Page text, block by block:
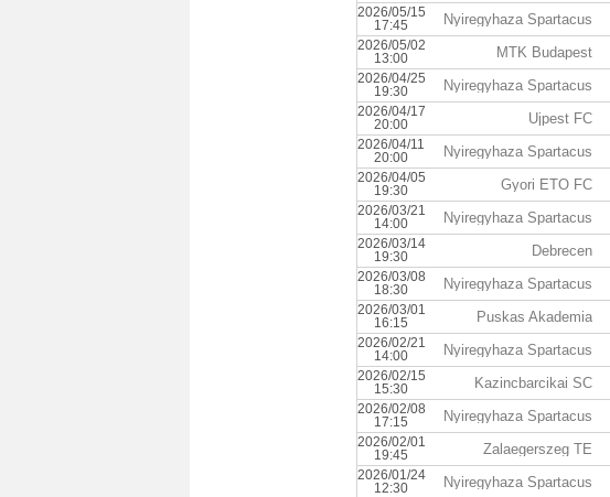
2026/05/15
17:45
Nyiregyhaza Spartacus
2026/05/02
13:00
MTK Budapest
2026/04/25
19:30
Nyiregyhaza Spartacus
2026/04/17
20:00
Ujpest FC
2026/04/11
20:00
Nyiregyhaza Spartacus
2026/04/05
19:30
Gyori ETO FC
2026/03/21
14:00
Nyiregyhaza Spartacus
2026/03/14
19:30
Debrecen
2026/03/08
18:30
Nyiregyhaza Spartacus
2026/03/01
16:15
Puskas Akademia
2026/02/21
14:00
Nyiregyhaza Spartacus
2026/02/15
15:30
Kazincbarcikai SC
2026/02/08
17:15
Nyiregyhaza Spartacus
2026/02/01
19:45
Zalaegerszeg TE
2026/01/24
12:30
Nyiregyhaza Spartacus